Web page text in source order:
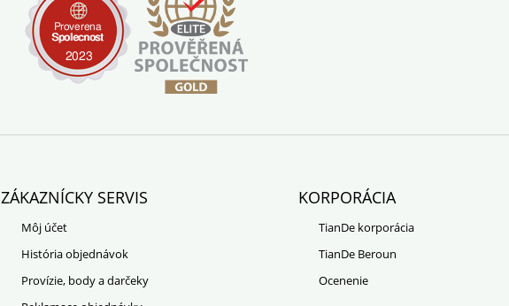
ZÁKAZNÍCKY SERVIS
Môj účet
História objednávok
Provízie, body a darčeky
KORPORÁCIA
TianDe korporácia
TianDe Beroun
Ocenenie